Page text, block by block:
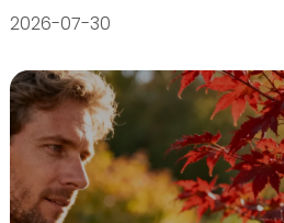
2026-07-30